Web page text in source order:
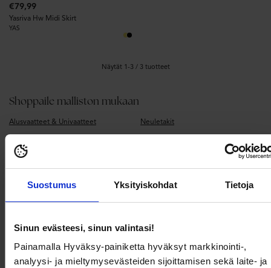
Suostumus Yksityiskohdat Tietoja
Sinun evästeesi, sinun valintasi!
Painamalla Hyväksy-painiketta hyväksyt markkinointi-,
analyysi- ja mieltymysevästeiden sijoittamisen sekä laite- ja
€79,99
Yasriva Hw Midi Skirt
YAS
Näytät 1-3 / 3 tuotteet
Shoppaile malliston mukaan
Alusvaatteet & Univaatteet
Asusteet
Denim
Farkut
Hameet
Jakut
Korvakorut
Laukut
Mekot
Neuletakit
Paidat
Puserot & Kauluspaidat
Rantamuoti
Topit & T-paidat
Vaatteet
Valmistujaismekot